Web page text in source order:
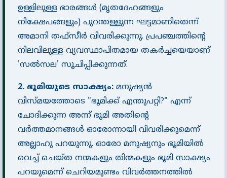
ഉള്ളിലുള്ള ഭാരങ്ങൾ (മൃതദേഹങ്ങളും
നിക്ഷേപങ്ങളും) പുറന്തള്ളുന്ന ഘട്ടമാണിതെന്ന്
അമാനി തഫ്സീർ വിവരിക്കുന്നു. പ്രപഞ്ചത്തിൻ്റെ
നിലവിലുള്ള വ്യവസ്ഥാപിതമായ തകർച്ചയെയാണ്
'സൽസല' സൂചിപ്പിക്കുന്നത്.
2. ഭൂമിയുടെ സാക്ഷ്യം: മനുഷ്യൻ
വിസ്മയത്തോടെ "ഭൂമിക്ക് എന്തുപറ്റി?" എന്ന്
ചോദിക്കുന്ന അന്ന് ഭൂമി അതിൻ്റെ
വർത്തമാനങ്ങൾ ഓരോന്നായി വിവരിക്കുമെന്ന്
അല്ലാഹു പറയുന്നു. ഓരോ മനുഷ്യനും ഭൂമിയിൽ
വെച്ച് ചെയ്ത നന്മകളും തിന്മകളും ഭൂമി സാക്ഷ്യം
പറയുമെന്ന് ചെറിയമുണ്ടം വിവർത്തനത്തിൽ